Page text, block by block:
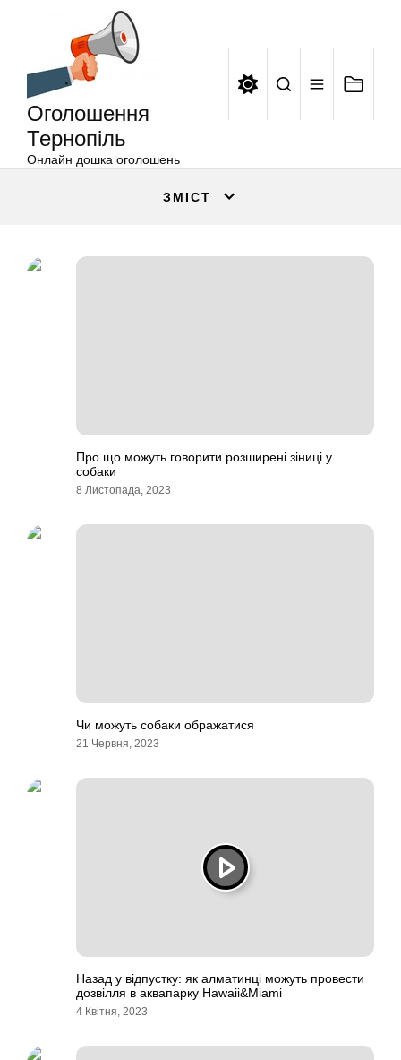
Оголошення
Тернопіль
Онлайн дошка оголошень
ЗМІСТ
Про що можуть говорити розширені зіниці у
собаки
8 Листопада, 2023
Чи можуть собаки ображатися
21 Червня, 2023
Назад у відпустку: як алматинці можуть провести
дозвілля в аквапарку Hawaii&Miami
4 Квітня, 2023